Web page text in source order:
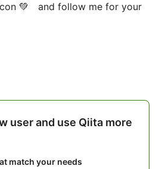
💚 and follow me for your
user and use Qiita more
match your needs